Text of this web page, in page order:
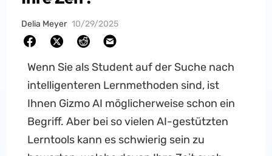
Delia Meyer 10/29/2025
Wenn Sie als Student auf der Suche nach
intelligenteren Lernmethoden sind, ist
Ihnen Gizmo AI möglicherweise schon ein
Begriff. Aber bei so vielen AI-gestützten
Lerntools kann es schwierig sein zu